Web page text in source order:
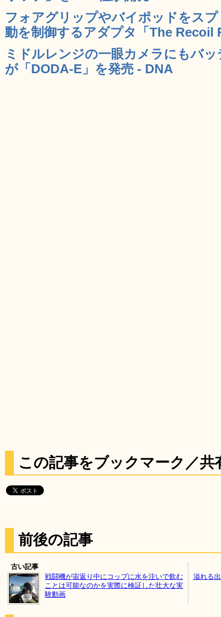
フォアグリップやバイポッドをス
動を制御するアダプタ「The Recoil
ミドルレンジの一眼カメラにもバ
が「DODA-E」を発売 - DNA
この記事をブックマーク／共
前後の記事
古い記事
戦闘機が宙返り中にコップに水を注いで飲む
ことは可能なのかを実際に検証した壮大な実
験動画
溢れる